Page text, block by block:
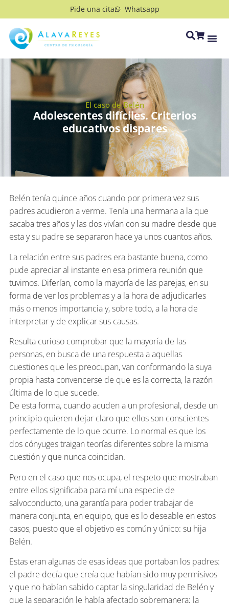
Pide una cita Whatsapp
El caso de Belén
Adolescentes difíciles. Criterios
educativos dispares
Belén tenía quince años cuando por primera vez sus
padres acudieron a verme. Tenía una hermana a la que
sacaba tres años y las dos vivían con su madre desde que
esta y su padre se separaron hace ya unos cuantos años.
La relación entre sus padres era bastante buena, como
pude apreciar al instante en esa primera reunión que
tuvimos. Diferían, como la mayoría de las parejas, en su
forma de ver los problemas y a la hora de adjudicarles
más o menos importancia y, sobre todo, a la hora de
interpretar y de explicar sus causas.
Resulta curioso comprobar que la mayoría de las
personas, en busca de una respuesta a aquellas
cuestiones que les preocupan, van conformando la suya
propia hasta convencerse de que es la correcta, la razón
última de lo que sucede.
De esta forma, cuando acuden a un profesional, desde un
principio quieren dejar claro que ellos son conscientes
perfectamente de lo que ocurre. Lo normal es que los
dos cónyuges traigan teorías diferentes sobre la misma
cuestión y que nunca coincidan.
Pero en el caso que nos ocupa, el respeto que mostraban
entre ellos significaba para mí una especie de
salvoconducto, una garantía para poder trabajar de
manera conjunta, en equipo, que es lo deseable en estos
casos, puesto que el objetivo es común y único: su hija
Belén.
Estas eran algunas de esas ideas que portaban los padres:
el padre decía que creía que habían sido muy permisivos
y que no habían sabido captar la singularidad de Belén y
que la separación le había afectado sobremanera; la